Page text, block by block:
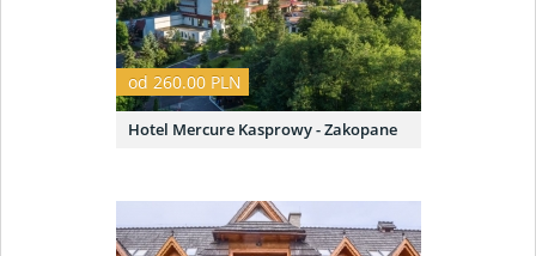
od 260.00 PLN
Hotel Mercure Kasprowy - Zakopane